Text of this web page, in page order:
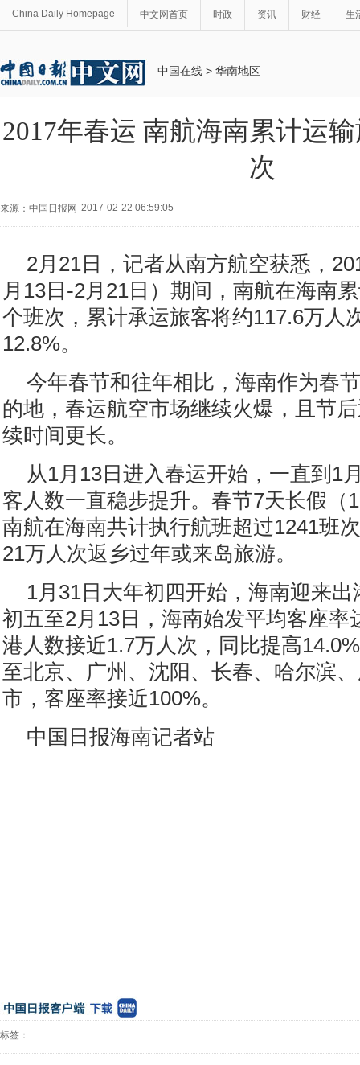
China Daily Homepage 中文网首页 时政 资讯 财经 生
中国在线 > 华南地区
2017年春运 南航海南累计运
次
来源：中国日报网 2017-02-22 06:59:05
2月21日，记者从南方航空获悉，
月13日-2月21日）期间，南航在海南
个班次，累计承运旅客将约117.6万人
12.8%。
今年春节和往年相比，海南作为春
的地，春运航空市场继续火爆，且节
续时间更长。
从1月13日进入春运开始，一直到1
客人数一直稳步提升。春节7天长假（
南航在海南共计执行航班超过1241班
21万人次返乡过年或来岛旅游。
1月31日大年初四开始，海南迎来
初五至2月13日，海南始发平均客座率
港人数接近1.7万人次，同比提高
至北京、广州、沈阳、长春、哈尔滨
市，客座率接近100%。
中国日报海南记者站
标签：